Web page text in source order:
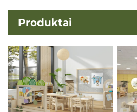
Produktai
Naujienos
Atvejai
Produktai